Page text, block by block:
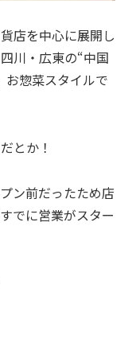
店を中心に展開し
川・広東の“中国
お惣菜スタイルで
とか！
ン前だったため店
でに営業がスター